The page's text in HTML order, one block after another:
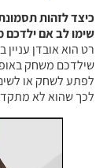
כיצד לזהות
שימו לב אם ילדכם
רט הוא אובדן
שילדכם משחק
לפתע לשחק או
לכך שהוא לא